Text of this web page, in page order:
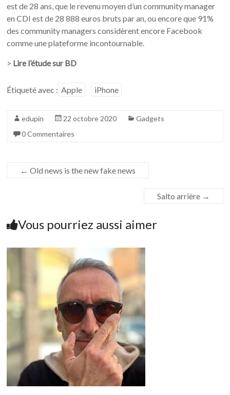
est de 28 ans, que le revenu moyen d’un community manager
en CDI est de 28 888 euros bruts par an, ou encore que 91%
des community managers considèrent encore Facebook
comme une plateforme incontournable.
> Lire l’étude sur BD
Étiqueté avec : Apple iPhone
edupin 22 octobre 2020
Gadgets
0 Commentaires
← Old news is the new fake news
Salto arrière →
Vous pourriez aussi aimer